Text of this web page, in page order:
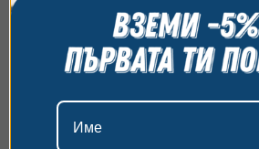
всички бисквитки, да откажете
изберете предпочитания. За
относно начина, по който
данни, моля, посетете нашата
поверителност.